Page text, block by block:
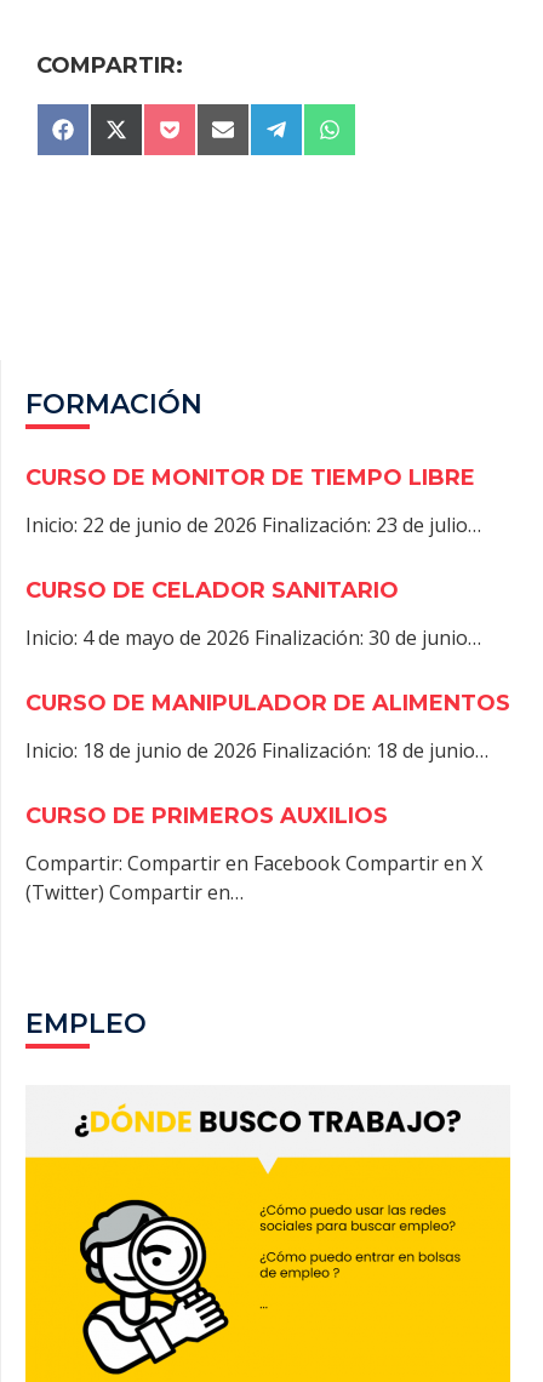
COMPARTIR:
COMPARTIR
EN
F
A
COMPARTIR
EN
X
(
COMPARTIR
EN
P
O
COMPARTIR
EN
E
M
COMPARTIR
EN
E
COMPARTIR
EN
W
H
FORMACIÓN
CURSO DE MONITOR DE TIEMPO LIBRE
Inicio: 22 de junio de 2026 Finalización: 23 de julio…
CURSO DE CELADOR SANITARIO
Inicio: 4 de mayo de 2026 Finalización: 30 de junio…
CURSO DE MANIPULADOR DE ALIMENTOS
Inicio: 18 de junio de 2026 Finalización: 18 de junio…
CURSO DE PRIMEROS AUXILIOS
Compartir: Compartir en Facebook Compartir en X
(Twitter) Compartir en…
EMPLEO